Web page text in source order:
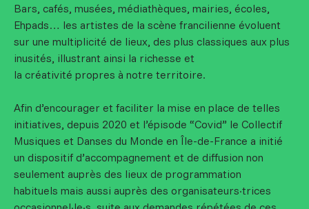
Bars, cafés, musées, médiathèques, mairies, écoles,
Ehpads… les artistes de la scène francilienne évoluent
sur une multiplicité de lieux, des plus classiques aux plus
inusités, illustrant ainsi la richesse et
la créativité propres à notre territoire.
Afin d’encourager et faciliter la mise en place de telles
initiatives, depuis 2020 et l’épisode “Covid” le Collectif
Musiques et Danses du Monde en Île-de-France a initié
un dispositif d’accompagnement et de diffusion non
seulement auprès des lieux de programmation
habituels mais aussi auprès des organisateurs·trices